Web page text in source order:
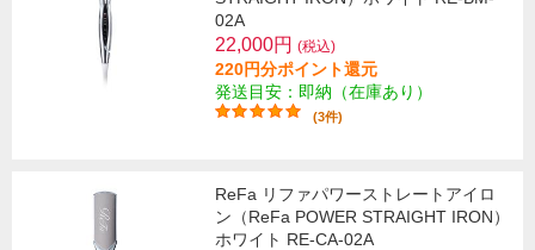
02A
22,000円 (税込)
220円分ポイント還元
発送目安：即納（在庫あり）
(3件)
ReFa リファパワーストレートアイロ
ン（ReFa POWER STRAIGHT IRON）
ホワイト RE-CA-02A